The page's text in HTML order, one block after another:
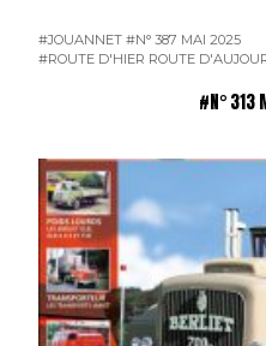
#JOUANNET #N° 387 MAI 2025
#ROUTE D'HIER ROUTE
#N° 313